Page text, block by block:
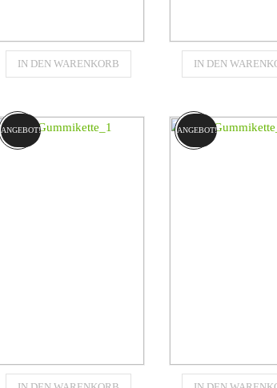
Gummikette
460x102x56
267B
IN DEN WARENKORB
Gummikette
460x102x56
277
IN DEN
Gummikette
ANGEBOT!
Gummikette
ANGEBOT!